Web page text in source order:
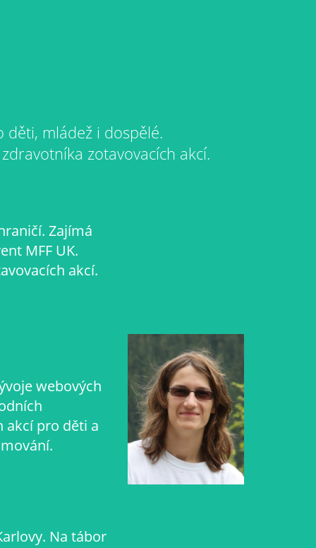
mládež i dospělé.
zotavovacích akcí.
Zajímá
MFF UK.
akcí.
webových
akcí pro děti a
Na tábor